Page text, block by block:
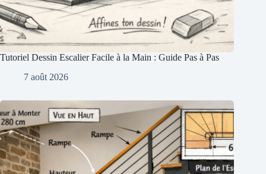
Tutoriel Dessin Escalier Facile à la Main : Guide Pas à Pas
7 août 2026